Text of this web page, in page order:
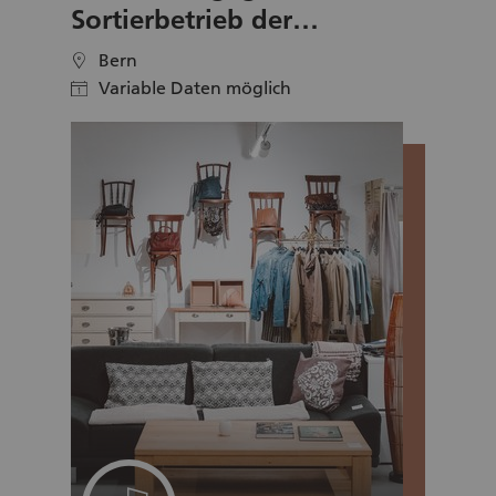
Sortierbetrieb der
Secondhand-Läden vom
SRK Bern
location Bern
calendar Variable Daten möglich
Ein Projekt für Ihr Team